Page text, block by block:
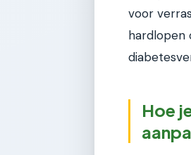
voor
hardlopen
Hoe